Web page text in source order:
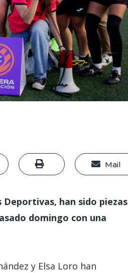
Mail
Deportivas, han sido piezas
domingo con una
y Elsa Loro han